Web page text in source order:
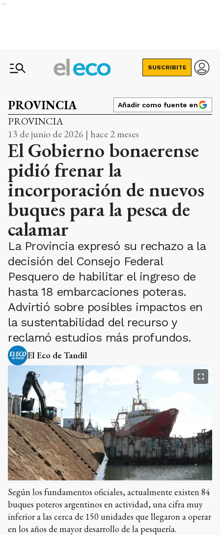
Ads
SUSCRIBITE
PROVINCIA Añadir como fuente en
PROVINCIA
13 de junio de 2026 | hace 2 meses
El Gobierno bonaerense
pidió frenar la
incorporación de nuevos
buques para la pesca de
calamar
La Provincia expresó su rechazo a la
decisión del Consejo Federal
Pesquero de habilitar el ingreso de
hasta 18 embarcaciones poteras.
Advirtió sobre posibles impactos en
la sustentabilidad del recurso y
reclamó estudios más profundos.
El Eco de Tandil
Según los fundamentos oficiales, actualmente existen 84
buques poteros argentinos en actividad, una cifra muy
inferior a las cerca de 150 unidades que llegaron a operar
en los años de mayor desarrollo de la pesquería.